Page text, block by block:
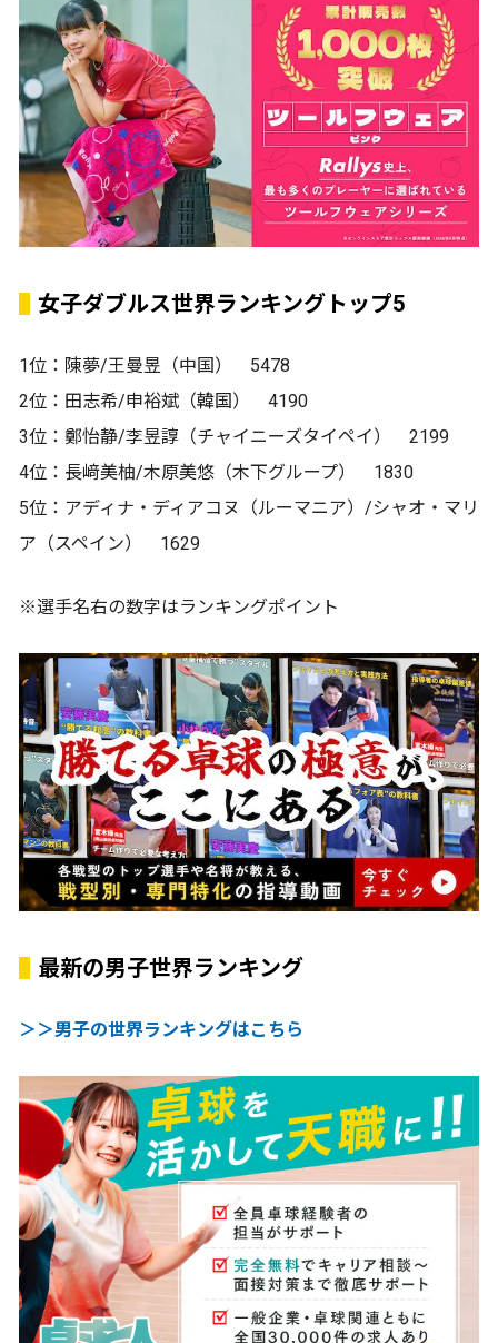
女子ダブルス世界ランキングトップ5
1位：陳夢/王曼昱（中国） 5478
2位：田志希/申裕斌（韓国） 4190
3位：鄭怡静/李昱諄（チャイニーズタイペイ） 2199
4位：長﨑美柚/木原美悠（木下グループ） 1830
5位：アディナ・ディアコヌ（ルーマニア）/シャオ・マリ
ア（スペイン） 1629
※選手名右の数字はランキングポイント
最新の男子世界ランキング
＞＞男子の世界ランキングはこちら